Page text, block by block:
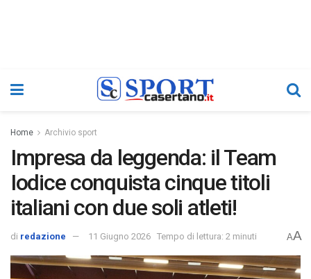
Home Archivio sport
Impresa da leggenda: il Team
Iodice conquista cinque titoli
italiani con due soli atleti!
di redazione 11 Giugno 2026 Tempo di lettura: 2 minuti AA